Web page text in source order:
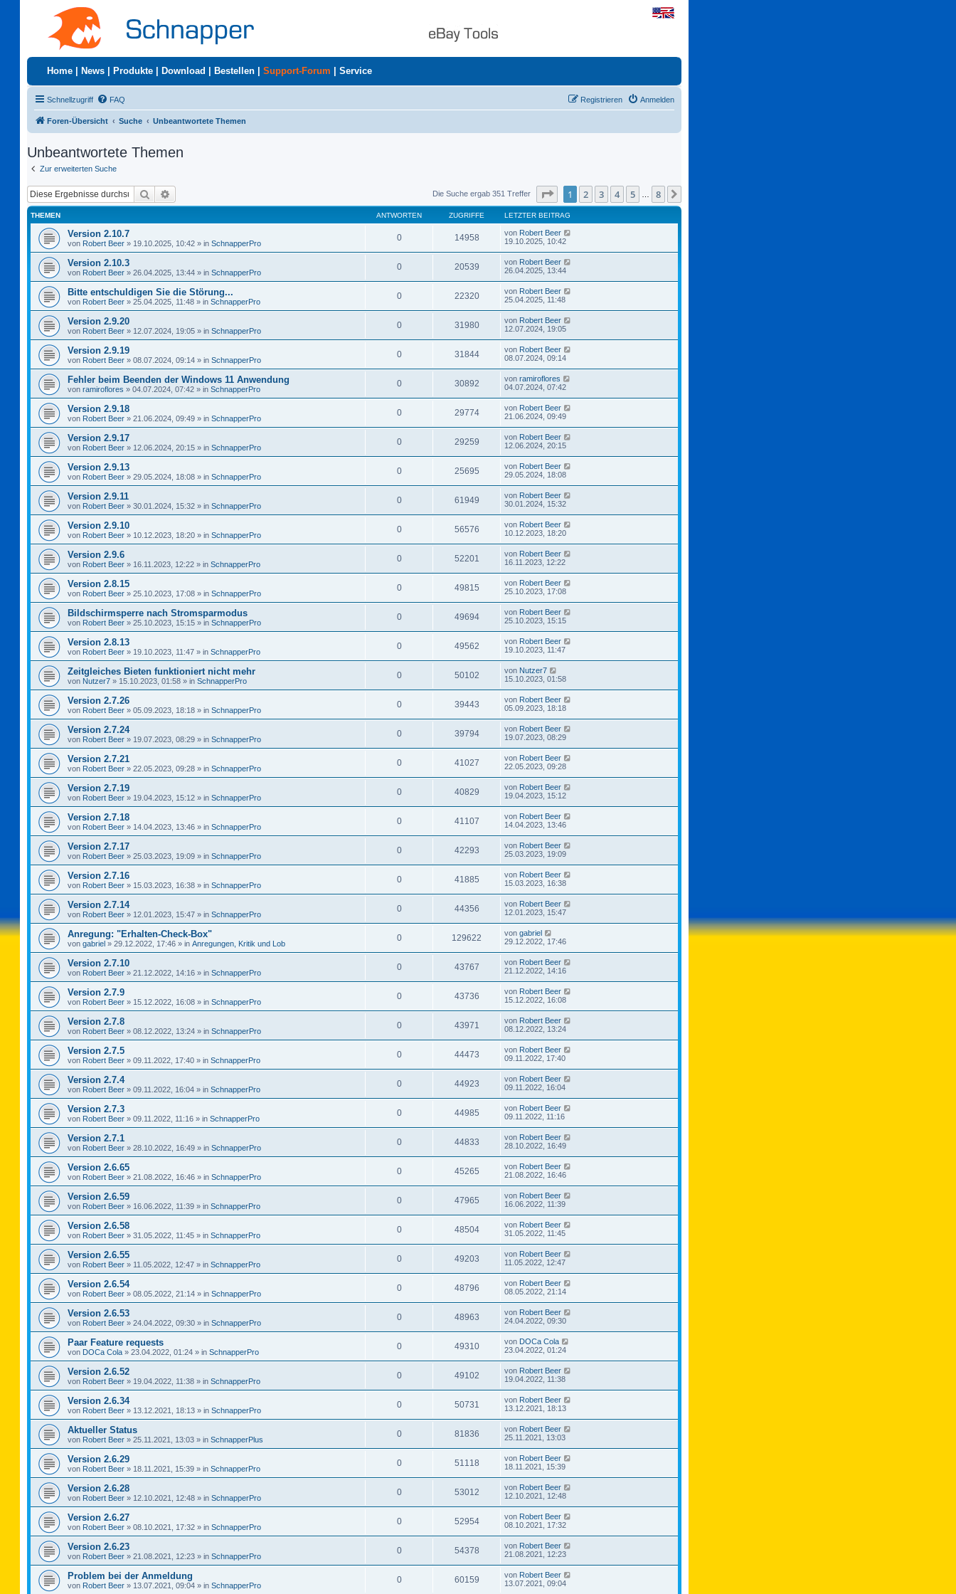
Home News Produkte Download Bestellen Support-Forum Service
Schnellzugriff FAQ Anmelden
Registrieren
Foren-Übersicht Suche Unbeantwortete Themen
Unbeantwortete Themen
Zur erweiterten Suche
Suche Die Suche ergab 351 Treffer Seite von8
1 2 3 4 5 8
THEMEN ANTWORTEN ZUGRIFFE LETZTER BEITRAG
Version 2.10.7
von Robert Beer » 19.10.2025, 10:42 » in SchnapperPro
0 14958 von Robert Beer
19.10.2025, 10:42
Version 2.10.3
von Robert Beer » 26.04.2025, 13:44 » in SchnapperPro
0 20539 von Robert Beer
26.04.2025, 13:44
Bitte entschuldigen Sie die Störung...
von Robert Beer » 25.04.2025, 11:48 » in SchnapperPro
0 22320 von Robert Beer
25.04.2025, 11:48
Version 2.9.20
von Robert Beer » 12.07.2024, 19:05 » in SchnapperPro
0 31980 von Robert Beer
12.07.2024, 19:05
Version 2.9.19
von Robert Beer » 08.07.2024, 09:14 » in SchnapperPro
0 31844 von Robert Beer
08.07.2024, 09:14
Fehler beim Beenden der Windows 11 Anwendung
von ramiroflores » 04.07.2024, 07:42 » in SchnapperPro
0 30892 von ramiroflores
04.07.2024, 07:42
Version 2.9.18
von Robert Beer » 21.06.2024, 09:49 » in SchnapperPro
0 29774 von Robert Beer
21.06.2024, 09:49
Version 2.9.17
von Robert Beer » 12.06.2024, 20:15 » in SchnapperPro
0 29259 von Robert Beer
12.06.2024, 20:15
Version 2.9.13
von Robert Beer » 29.05.2024, 18:08 » in SchnapperPro
0 25695 von Robert Beer
29.05.2024, 18:08
Version 2.9.11
von Robert Beer » 30.01.2024, 15:32 » in SchnapperPro
0 61949 von Robert Beer
30.01.2024, 15:32
Version 2.9.10
von Robert Beer » 10.12.2023, 18:20 » in SchnapperPro
0 56576 von Robert Beer
10.12.2023, 18:20
Version 2.9.6
von Robert Beer » 16.11.2023, 12:22 » in SchnapperPro
0 52201 von Robert Beer
16.11.2023, 12:22
Version 2.8.15
von Robert Beer » 25.10.2023, 17:08 » in SchnapperPro
0 49815 von Robert Beer
25.10.2023, 17:08
Bildschirmsperre nach Stromsparmodus
von Robert Beer » 25.10.2023, 15:15 » in SchnapperPro
0 49694 von Robert Beer
25.10.2023, 15:15
Version 2.8.13
von Robert Beer » 19.10.2023, 11:47 » in SchnapperPro
0 49562 von Robert Beer
19.10.2023, 11:47
Zeitgleiches Bieten funktioniert nicht mehr
von Nutzer7 » 15.10.2023, 01:58 » in SchnapperPro
0 50102 von Nutzer7
15.10.2023, 01:58
Version 2.7.26
von Robert Beer » 05.09.2023, 18:18 » in SchnapperPro
0 39443 von Robert Beer
05.09.2023, 18:18
Version 2.7.24
von Robert Beer » 19.07.2023, 08:29 » in SchnapperPro
0 39794 von Robert Beer
19.07.2023, 08:29
Version 2.7.21
von Robert Beer » 22.05.2023, 09:28 » in SchnapperPro
0 41027 von Robert Beer
22.05.2023, 09:28
Version 2.7.19
von Robert Beer » 19.04.2023, 15:12 » in SchnapperPro
0 40829 von Robert Beer
19.04.2023, 15:12
Version 2.7.18
von Robert Beer » 14.04.2023, 13:46 » in SchnapperPro
0 41107 von Robert Beer
14.04.2023, 13:46
Version 2.7.17
von Robert Beer » 25.03.2023, 19:09 » in SchnapperPro
0 42293 von Robert Beer
25.03.2023, 19:09
Version 2.7.16
von Robert Beer » 15.03.2023, 16:38 » in SchnapperPro
0 41885 von Robert Beer
15.03.2023, 16:38
Version 2.7.14
von Robert Beer » 12.01.2023, 15:47 » in SchnapperPro
0 44356 von Robert Beer
12.01.2023, 15:47
Anregung: "Erhalten-Check-Box"
von gabriel » 29.12.2022, 17:46 » in Anregungen, Kritik und Lob
0 129622 von gabriel
29.12.2022, 17:46
Version 2.7.10
von Robert Beer » 21.12.2022, 14:16 » in SchnapperPro
0 43767 von Robert Beer
21.12.2022, 14:16
Version 2.7.9
von Robert Beer » 15.12.2022, 16:08 » in SchnapperPro
0 43736 von Robert Beer
15.12.2022, 16:08
Version 2.7.8
von Robert Beer » 08.12.2022, 13:24 » in SchnapperPro
0 43971 von Robert Beer
08.12.2022, 13:24
Version 2.7.5
von Robert Beer » 09.11.2022, 17:40 » in SchnapperPro
0 44473 von Robert Beer
09.11.2022, 17:40
Version 2.7.4
von Robert Beer » 09.11.2022, 16:04 » in SchnapperPro
0 44923 von Robert Beer
09.11.2022, 16:04
Version 2.7.3
von Robert Beer » 09.11.2022, 11:16 » in SchnapperPro
0 44985 von Robert Beer
09.11.2022, 11:16
Version 2.7.1
von Robert Beer » 28.10.2022, 16:49 » in SchnapperPro
0 44833 von Robert Beer
28.10.2022, 16:49
Version 2.6.65
von Robert Beer » 21.08.2022, 16:46 » in SchnapperPro
0 45265 von Robert Beer
21.08.2022, 16:46
Version 2.6.59
von Robert Beer » 16.06.2022, 11:39 » in SchnapperPro
0 47965 von Robert Beer
16.06.2022, 11:39
Version 2.6.58
von Robert Beer » 31.05.2022, 11:45 » in SchnapperPro
0 48504 von Robert Beer
31.05.2022, 11:45
Version 2.6.55
von Robert Beer » 11.05.2022, 12:47 » in SchnapperPro
0 49203 von Robert Beer
11.05.2022, 12:47
Version 2.6.54
von Robert Beer » 08.05.2022, 21:14 » in SchnapperPro
0 48796 von Robert Beer
08.05.2022, 21:14
Version 2.6.53
von Robert Beer » 24.04.2022, 09:30 » in SchnapperPro
0 48963 von Robert Beer
24.04.2022, 09:30
Paar Feature requests
von DOCa Cola » 23.04.2022, 01:24 » in SchnapperPro
0 49310 von DOCa Cola
23.04.2022, 01:24
Version 2.6.52
von Robert Beer » 19.04.2022, 11:38 » in SchnapperPro
0 49102 von Robert Beer
19.04.2022, 11:38
Version 2.6.34
von Robert Beer » 13.12.2021, 18:13 » in SchnapperPro
0 50731 von Robert Beer
13.12.2021, 18:13
Aktueller Status
von Robert Beer » 25.11.2021, 13:03 » in SchnapperPlus
0 81836 von Robert Beer
25.11.2021, 13:03
Version 2.6.29
von Robert Beer » 18.11.2021, 15:39 » in SchnapperPro
0 51118 von Robert Beer
18.11.2021, 15:39
Version 2.6.28
von Robert Beer » 12.10.2021, 12:48 » in SchnapperPro
0 53012 von Robert Beer
12.10.2021, 12:48
Version 2.6.27
von Robert Beer » 08.10.2021, 17:32 » in SchnapperPro
0 52954 von Robert Beer
08.10.2021, 17:32
Version 2.6.23
von Robert Beer » 21.08.2021, 12:23 » in SchnapperPro
0 54378 von Robert Beer
21.08.2021, 12:23
Problem bei der Anmeldung
von Robert Beer » 13.07.2021, 09:04 » in SchnapperPro
0 60159 von Robert Beer
13.07.2021, 09:04